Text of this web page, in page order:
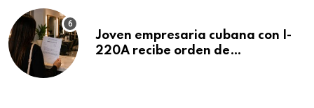
Joven empresaria cubana con I-
220A recibe orden de